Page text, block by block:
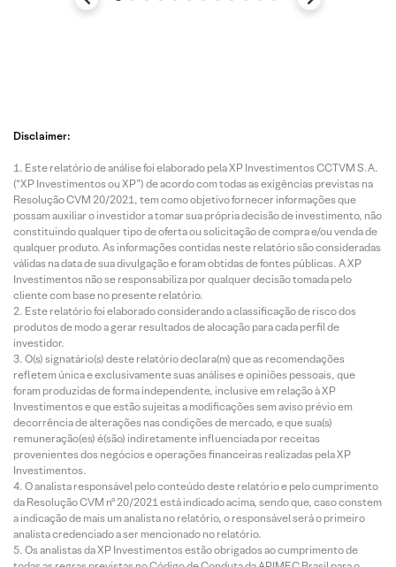
Disclaimer:
Este relatório de análise foi elaborado pela XP Investimentos CCTVM S.A.
(“XP Investimentos ou XP”) de acordo com todas as exigências previstas na
Resolução CVM 20/2021, tem como objetivo fornecer informações que
possam auxiliar o investidor a tomar sua própria decisão de investimento, não
constituindo qualquer tipo de oferta ou solicitação de compra e/ou venda de
qualquer produto. As informações contidas neste relatório são consideradas
válidas na data de sua divulgação e foram obtidas de fontes públicas. A XP
Investimentos não se responsabiliza por qualquer decisão tomada pelo
cliente com base no presente relatório.
Este relatório foi elaborado considerando a classificação de risco dos
produtos de modo a gerar resultados de alocação para cada perfil de
investidor.
O(s) signatário(s) deste relatório declara(m) que as recomendações
refletem única e exclusivamente suas análises e opiniões pessoais, que
foram produzidas de forma independente, inclusive em relação à XP
Investimentos e que estão sujeitas a modificações sem aviso prévio em
decorrência de alterações nas condições de mercado, e que sua(s)
remuneração(es) é(são) indiretamente influenciada por receitas
provenientes dos negócios e operações financeiras realizadas pela XP
Investimentos.
O analista responsável pelo conteúdo deste relatório e pelo cumprimento
da Resolução CVM nº 20/2021 está indicado acima, sendo que, caso constem
a indicação de mais um analista no relatório, o responsável será o primeiro
analista credenciado a ser mencionado no relatório.
Os analistas da XP Investimentos estão obrigados ao cumprimento de